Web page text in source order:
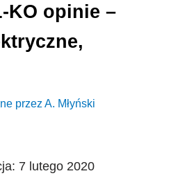
KO opinie –
przez A. Młyński
7 lutego 2020